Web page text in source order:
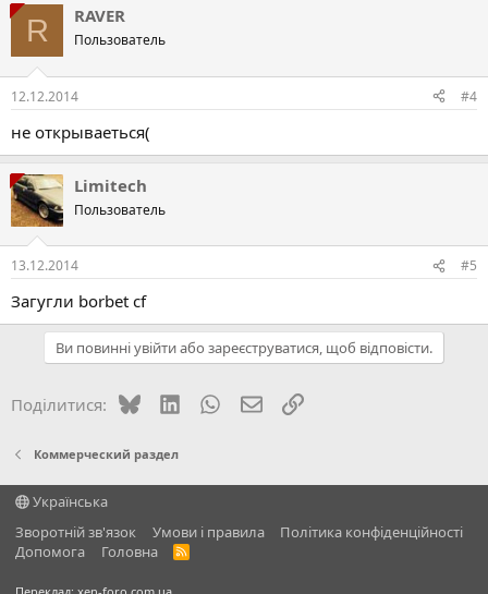
R RAVER
Пользователь
12.12.2014 #4
не открываеться(
Limitech
Пользователь
13.12.2014 #5
Загугли borbet cf
Ви повинні увійти або зареєструватися, щоб відповісти.
Поділитися: BlueskyLinkedInWhatsApp
E-mailПосилання
Коммерческий раздел
Українська
Зворотній зв'язок
Умови і правила
Політика конфіденційності
Дoпoмoга
Головна
R